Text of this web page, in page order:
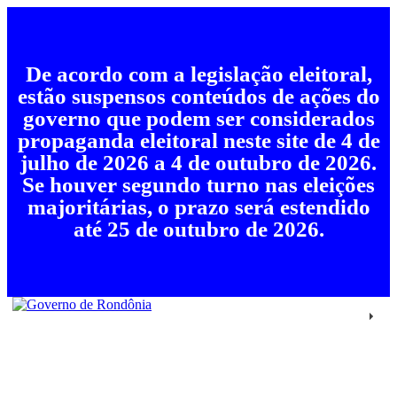
De acordo com a legislação eleitoral,
estão suspensos conteúdos de ações do
governo que podem ser considerados
propaganda eleitoral neste site de 4 de
julho de 2026 a 4 de outubro de 2026.
Se houver segundo turno nas eleições
majoritárias, o prazo será estendido
até 25 de outubro de 2026.